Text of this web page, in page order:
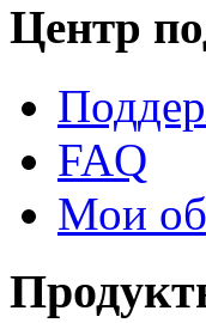
Центр
FAQ
Мои